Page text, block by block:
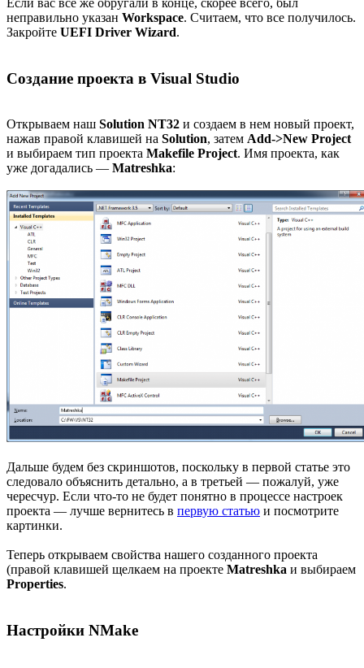
неправильно указан Workspace. Считаем, что все получилось.
Закройте UEFI Driver Wizard.
Создание проекта в Visual Studio
Открываем наш Solution NT32 и создаем в нем новый проект,
нажав правой клавишей на Solution, затем Add->New Project
и выбираем тип проекта Makefile Project. Имя проекта, как
уже догадались — Matreshka:
Дальше будем без скриншотов, поскольку в первой статье это
следовало объяснить детально, а в третьей — пожалуй, уже
чересчур. Если что-то не будет понятно в процессе настроек
проекта — лучше вернитесь в первую статью и посмотрите
картинки.
Теперь открываем свойства нашего созданного проекта
(правой клавишей щелкаем на проекте Matreshka и выбираем
Properties.
Настройки NMake